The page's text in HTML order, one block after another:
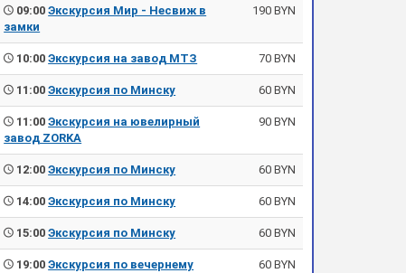
09:00Экскурсия Мир - Несвиж в
замки
190 BYN
10:00Экскурсия на завод МТЗ 70 BYN
11:00Экскурсия по Минску 60 BYN
11:00Экскурсия на ювелирный
завод ZORKA
90 BYN
12:00Экскурсия по Минску 60 BYN
14:00Экскурсия по Минску 60 BYN
15:00Экскурсия по Минску 60 BYN
19:00Экскурсия по вечернему
60 BYN